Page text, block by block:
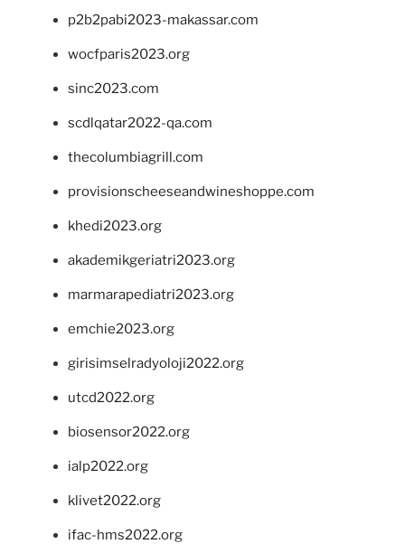
p2b2pabi2023-makassar.com
wocfparis2023.org
sinc2023.com
scdlqatar2022-qa.com
thecolumbiagrill.com
provisionscheeseandwineshoppe.com
khedi2023.org
akademikgeriatri2023.org
marmarapediatri2023.org
emchie2023.org
girisimselradyoloji2022.org
utcd2022.org
biosensor2022.org
ialp2022.org
klivet2022.org
ifac-hms2022.org